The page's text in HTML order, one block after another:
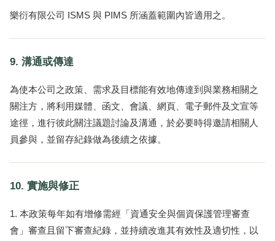
樂衍有限公司 ISMS 與 PIMS 所涵蓋範圍內皆適用之。
9. 溝通或傳達
為使本公司之政策、需求及目標能有效地傳達到與業務相關之
關注方，將利用媒體、函文、會議、網頁、電子郵件及文宣等
途徑，進行彼此關注議題討論及溝通，於必要時得邀請相關人
員參與，並留存紀錄做為後續之依據。
10. 實施與修正
本政策每年如有增修需經「資通安全與個資保護管理審查
會」審查且留下審查紀錄，並持續改進其有效性及適切性，以